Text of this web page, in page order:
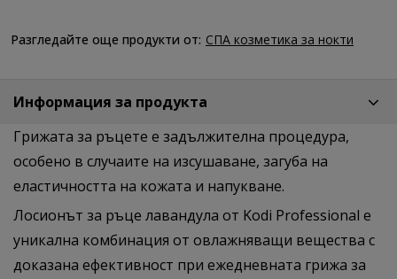
Разгледайте още продукти от: СПА козметика за нокти
Информация за продукта
Грижата за ръцете е задължителна процедура,
особено в случаите на изсушаване, загуба на
еластичността на кожата и напукване.
Лосионът за ръце лавандула от Kodi Professional е
уникална комбинация от овлажняващи вещества с
доказана ефективност при ежедневната грижа за